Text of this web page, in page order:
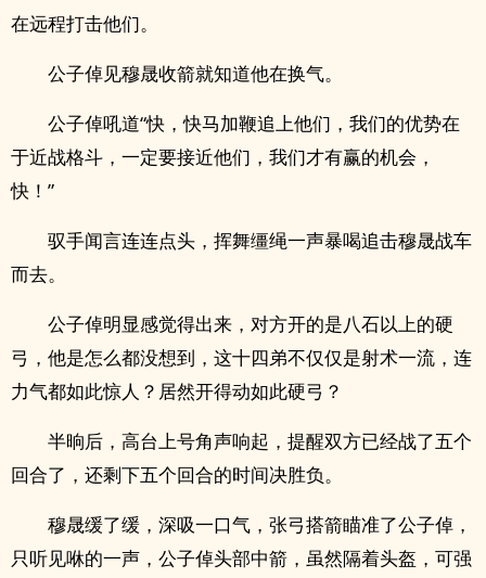
在远程打击他们。
公子倬见穆晟收箭就知道他在换气。
公子倬吼道“快，快马加鞭追上他们，我们的优势在
于近战格斗，一定要接近他们，我们才有赢的机会，
快！”
驭手闻言连连点头，挥舞缰绳一声暴喝追击穆晟战车
而去。
公子倬明显感觉得出来，对方开的是八石以上的硬
弓，他是怎么都没想到，这十四弟不仅仅是射术一流，连
力气都如此惊人？居然开得动如此硬弓？
半晌后，高台上号角声响起，提醒双方已经战了五个
回合了，还剩下五个回合的时间决胜负。
穆晟缓了缓，深吸一口气，张弓搭箭瞄准了公子倬，
只听见咻的一声，公子倬头部中箭，虽然隔着头盔，可强